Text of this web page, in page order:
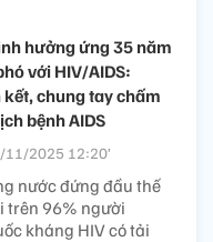
hưởng ứng 35 năm
với HIV/AIDS:
chung tay chấm
bệnh AIDS
11/2025 12:20’
nước đứng đầu thế
trên 96% người
kháng HIV có tải